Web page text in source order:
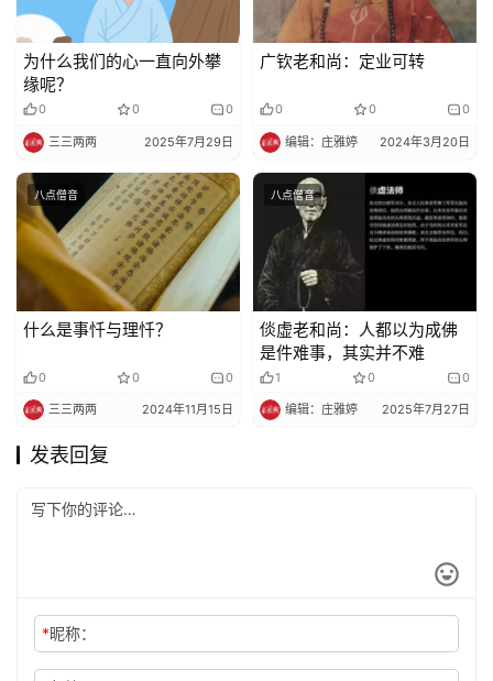
为什么我们的心一直向外攀
缘呢？
0 0 0
三三两两 2025年7月29日
广钦老和尚：定业可转
0 0 0
编辑：庄雅婷 2024年3月20日
八点僧音
什么是事忏与理忏？
0 0 0
三三两两 2024年11月15日
八点僧音
倓虚老和尚：人都以为成佛
是件难事，其实并不难
1 0 0
编辑：庄雅婷 2025年7月27日
发表回复
*昵称：